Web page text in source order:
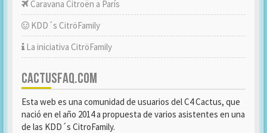
Caravana Citroën a París
KDD´s CitröFamily
La iniciativa CitröFamily
CACTUSFAQ.COM
Esta web es una comunidad de usuarios del C4 Cactus, que
nació en el año 2014 a propuesta de varios asistentes en una
de las KDD´s CitroFamily.